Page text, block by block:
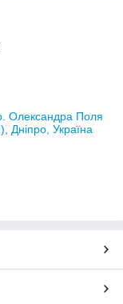
Олександра Поля
Дніпро, Україна